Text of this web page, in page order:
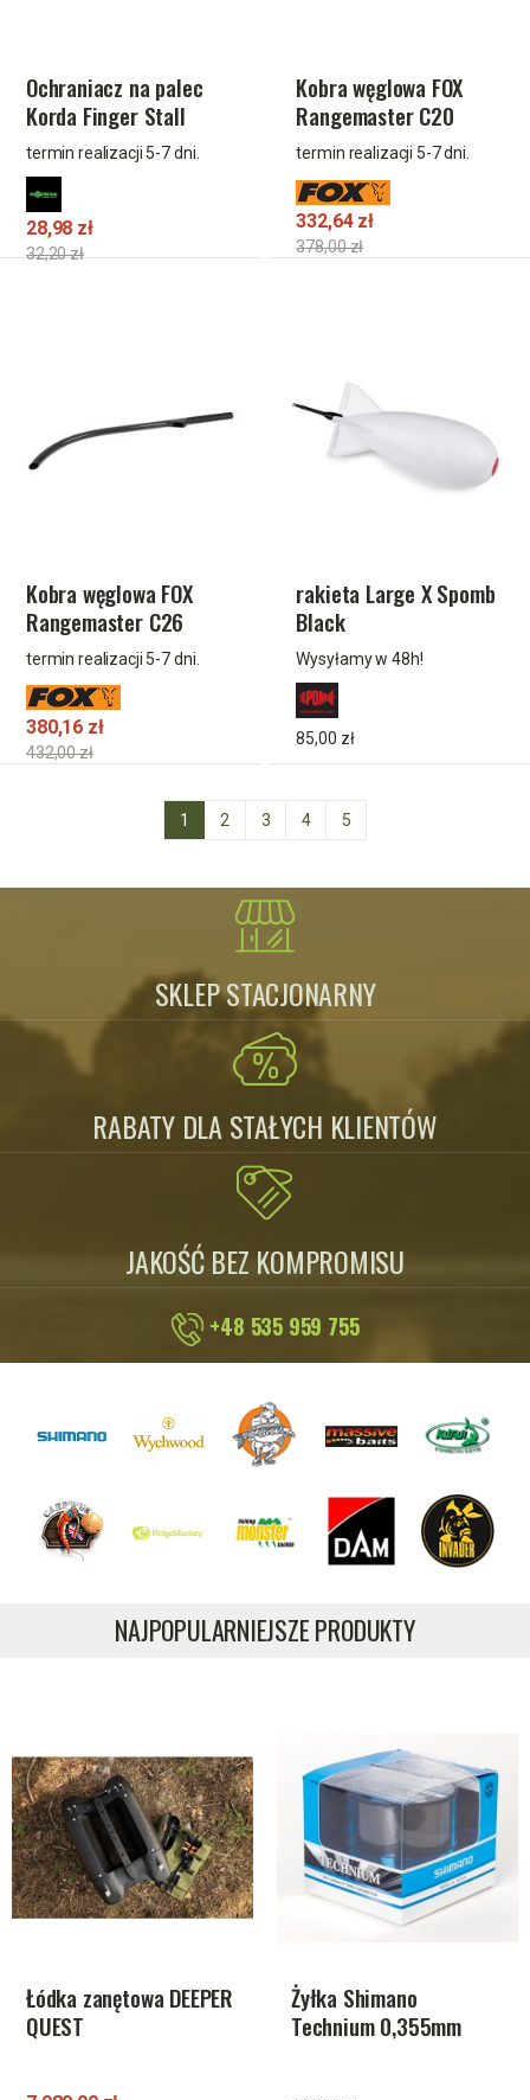
Ochraniacz na palec
Korda Finger Stall
Large
termin realizacji 5-7 dni.
28,98 zł
32,20 zł
Kobra węglowa FOX
Rangemaster C20
Throwing stick (20mm)
termin realizacji 5-7 dni.
332,64 zł
378,00 zł
Kobra węglowa FOX
Rangemaster C26
Throwing stick (26mm)
termin realizacji 5-7 dni.
380,16 zł
432,00 zł
rakieta Large X Spomb
Black
Wysyłamy w 48h!
85,00 zł
1 2 3 4 5
SKLEP STACJONARNY
RABATY DLA STAŁYCH KLIENTÓW
JAKOŚĆ BEZ KOMPROMISU
+48 535 959 755
NAJPOPULARNIEJSZE PRODUKTY
Łódka zanętowa DEEPER
QUEST
Żyłka Shimano
Technium 0,355mm